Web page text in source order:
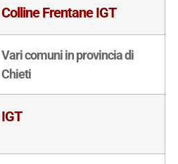
Colline Frentane IGT
Vari comuni in provincia di
Chieti
IGT